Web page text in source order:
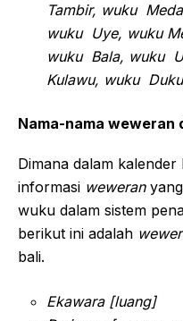
Tambir, wuku
wuku Uye, wuku
wuku Bala, wuku
Kulawu, wuku
Nama-nama weweran
Dimana dalam
informasi weweranyang
wuku dalam sistem
berikut ini adalah
bali.
Ekawara [luang]